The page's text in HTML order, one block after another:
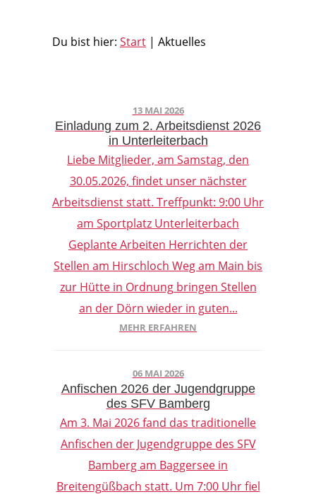
Du bist hier: Start | Aktuelles
13 MAI 2026
Einladung zum 2. Arbeitsdienst 2026
in Unterleiterbach
Liebe Mitglieder, am Samstag, den
30.05.2026, findet unser nächster
Arbeitsdienst statt. Treffpunkt: 9:00 Uhr
am Sportplatz Unterleiterbach
Geplante Arbeiten Herrichten der
Stellen am Hirschloch Weg am Main bis
zur Hütte in Ordnung bringen Stellen
an der Dörn wieder in guten...
MEHR ERFAHREN
06 MAI 2026
Anfischen 2026 der Jugendgruppe
des SFV Bamberg
Am 3. Mai 2026 fand das traditionelle
Anfischen der Jugendgruppe des SFV
Bamberg am Baggersee in
Breitengüßbach statt. Um 7:00 Uhr fiel